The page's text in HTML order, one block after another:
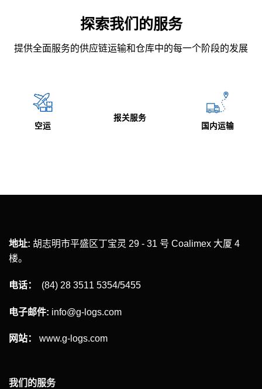
探索我们的服务
提供全面服务的供应链运输和仓库中的每一个阶段的发展
仓储与货
地址: 胡志明市平盛区丁宝灵 29 - 31 号 Coalimex 大厦 4
楼。
电话： (84) 28 3511 5354/5455
电子邮件: info@g-logs.com
网站： www.g-logs.com
我们的服务